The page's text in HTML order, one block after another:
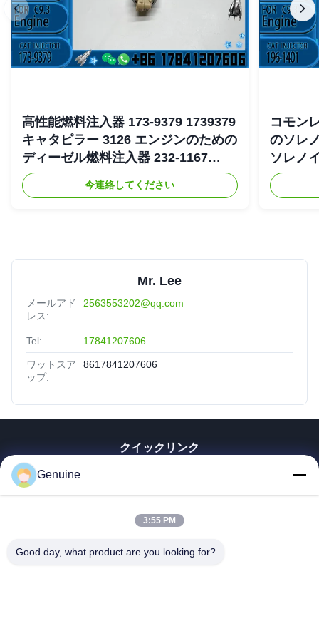
高性能燃料注入器 173-9379 1739379
キャタピラー 3126 エンジンのための
ディーゼル燃料注入器 232-1167
2321167
今連絡してください
コモン
のソレ
ソレノ
4754
Mr. Lee
メールアド
レス:
2563553202@qq.com
Tel: 17841207606
ワットスア
ップ:
8617841207606
クイックリンク
企業情報
品質管理
Genuine
3:55 PM
Good day, what product are you looking for?